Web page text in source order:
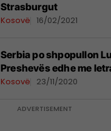
Strasburgut
Kosovë 16/02/2021
Serbia po shpopullon
Preshevës edhe me
Kosovë 23/11/2020